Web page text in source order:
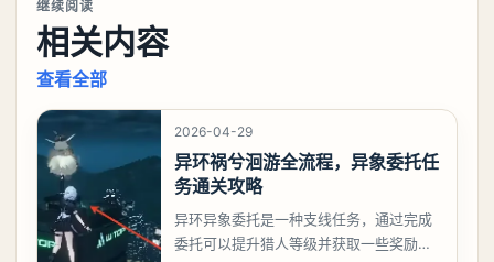
继续阅读
相关内容
查看全部
2026-04-29
异环祸兮洄游全流程，异象委托任
务通关攻略
异环异象委托是一种支线任务，通过完成
委托可以提升猎人等级并获取一些奖励，